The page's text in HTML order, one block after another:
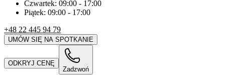
Czwartek: 09:00 - 17:00
Piątek: 09:00 - 17:00
+48 22 445 94 79
UMÓW SIĘ NA SPOTKANIE
ODKRYJ CENĘ
Zadzwoń